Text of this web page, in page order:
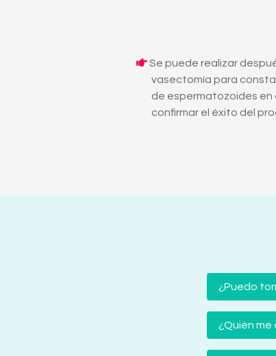
Se puede realizar
vasectomía para
de espermatozoides en
confirmar el éxito del
¿Puedo
¿Quién me